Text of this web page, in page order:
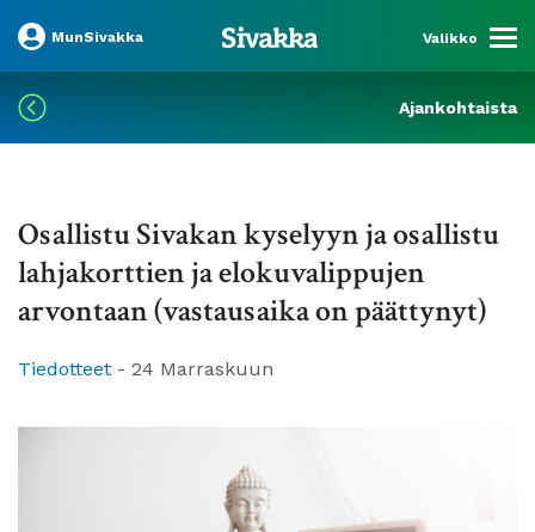
MunSivakka Valikko
Ajankohtaista
Osallistu Sivakan kyselyyn ja osallistu
lahjakorttien ja elokuvalippujen
arvontaan (vastausaika on päättynyt)
Tiedotteet - 24 Marraskuun